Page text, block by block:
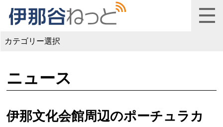
カテゴリー選択
ニュース
伊那文化会館周辺のポーチュラカ